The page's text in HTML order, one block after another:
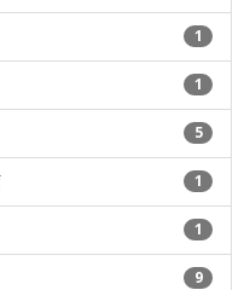
1
1
5
1
1
9